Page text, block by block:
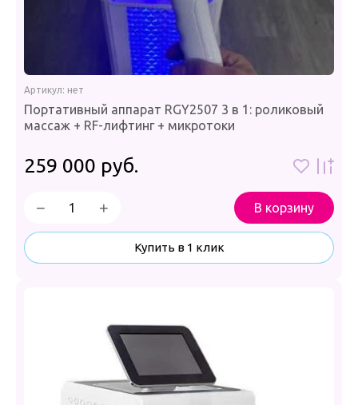
Артикул: нет
Портативный аппарат RGY2507 3 в 1: роликовый
массаж + RF-лифтинг + микротоки
259 000 руб.
− + В корзину
Купить в 1 клик